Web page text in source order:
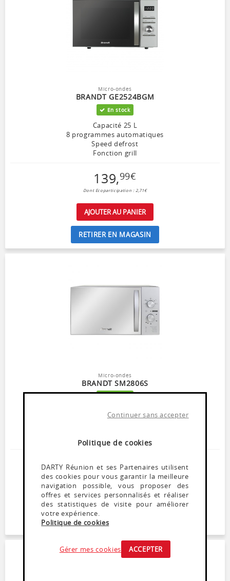
Micro-ondes
BRANDT GE2524BGM
En stock
Capacité 25 L
8 programmes automatiques
Speed defrost
Fonction grill
139,99€
Dont Ecoparticipation : 2,71€
AJOUTER AU PANIER
RETIRER EN MAGASIN
Micro-ondes
BRANDT SM2806S
En stock
Cavité 28L
Minuterie Sonore 35 min
5 puissances dont Déccongélation
119, 99
Dont Ecoparticipation : 2,71€
AJOUTER AU PANIER
RETIRER EN MAGASIN
Politique de cookies
Continuer sans accepter
DARTY Réunion et ses Partenaires utilisent
des cookies pour vous garantir la meilleure
navigation possible, vous proposer des
offres et services personnalisés et réaliser
des statistiques de visite pour améliorer
votre expérience.
Politique de cookies
Gérer mes cookies ACCEPTER